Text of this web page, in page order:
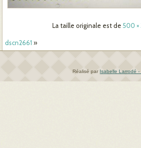
La taille originale est de 500 ×
dscn2661 »
Réalisé par Isabelle Larrodé -